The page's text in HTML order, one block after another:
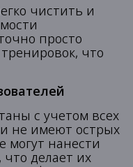
чистить и
просто
что
с учетом всех
не имеют острых
могут нанести
делает их